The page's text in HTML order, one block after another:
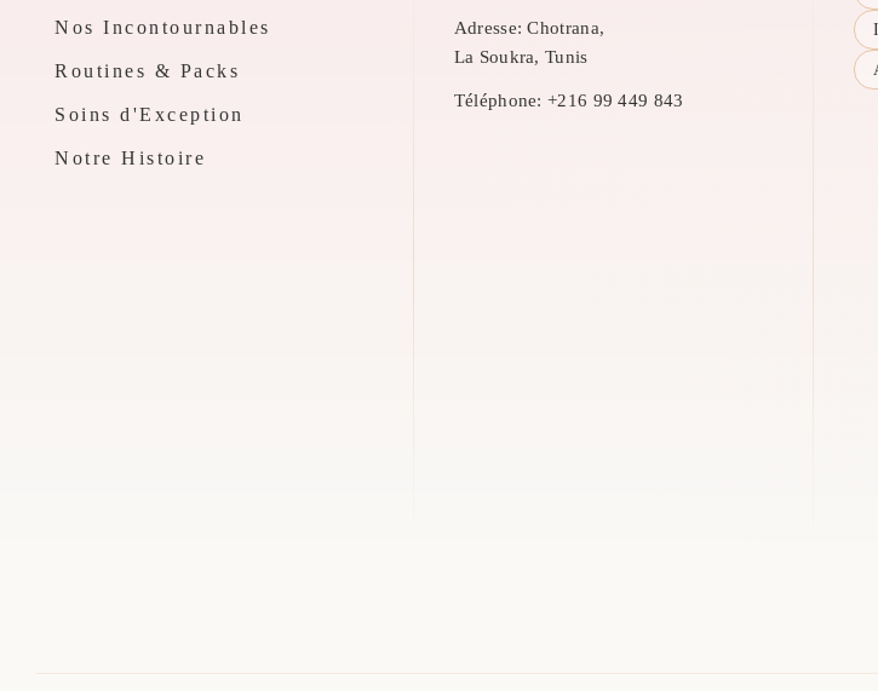
Nos Incontournables
Routines & Packs
Soins d'Exception
Notre Histoire
Adresse: Chotrana,
La Soukra, Tunis
Téléphone: +216 99 449 843